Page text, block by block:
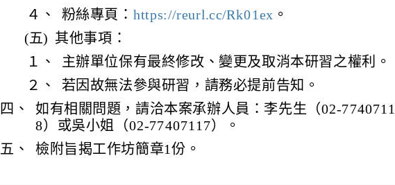
４、
粉絲專頁： https://reurl.cc/Rk01ex 。
(五) 其他事項：
１、
主辦單位保有最終修改、變更及取消本研習之權利。
２、
若因故無法參與研習，請務必提前告知。
四、
如有相關問題，請洽本案承辦人員：李先生（02-7740711
8）或吳小姐（02-77407117）。
五、
檢附旨揭工作坊簡章1份。